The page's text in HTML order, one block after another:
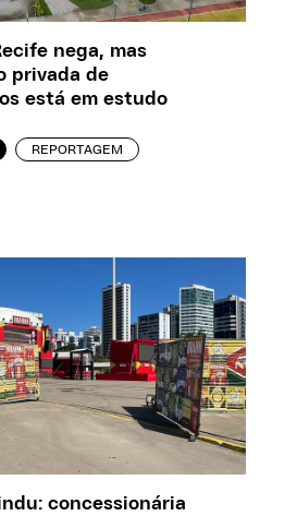
nega, mas
privada de
está em estudo
REPORTAGEM
concessionária